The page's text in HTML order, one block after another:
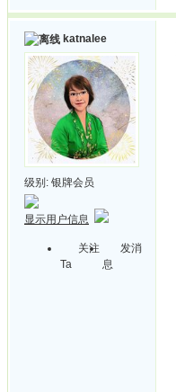
katnalee
级别: 银牌会员
显示用户信息
关注
Ta
发消
息